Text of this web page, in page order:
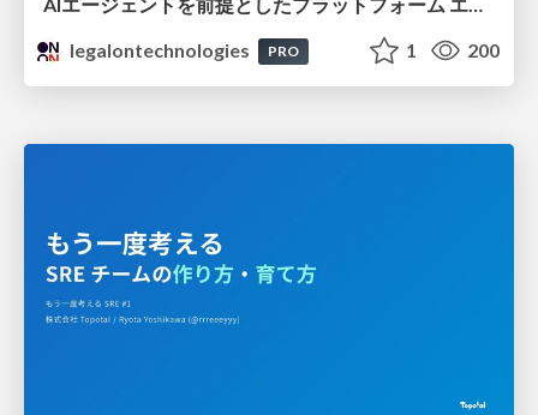
legalontechnologies
PRO 1 200